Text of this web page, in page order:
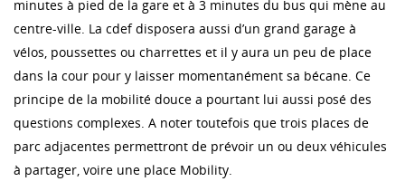
minutes à pied de la gare et à 3 minutes du bus qui mène au
centre-ville. La cdef disposera aussi d’un grand garage à
vélos, poussettes ou charrettes et il y aura un peu de place
dans la cour pour y laisser momentanément sa bécane. Ce
principe de la mobilité douce a pourtant lui aussi posé des
questions complexes. A noter toutefois que trois places de
parc adjacentes permettront de prévoir un ou deux véhicules
à partager, voire une place Mobility.